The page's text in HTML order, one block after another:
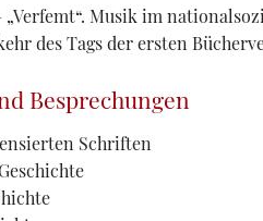
„Verfemt“. Musik im
des Tags der ersten
Besprechungen
Schriften